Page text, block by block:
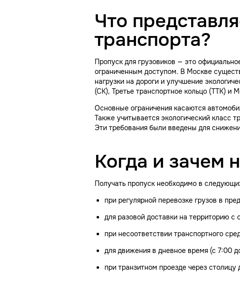
Что
транспорта?
Пропуск для грузовиков — это
ограниченным доступом. В Москве
нагрузки на дороги и улучшение
(СК), Третье транспортное кольцо (ТТК) и
Основные ограничения касаются
Также учитывается экологический
Эти требования были введены для
Когда и зачем
Получать пропуск необходимо в
при регулярной перевозке грузов в
для разовой доставки на территорию с
при несоответствии транспортного
для движения в дневное время (с 7:00
при транзитном проезде через столицу